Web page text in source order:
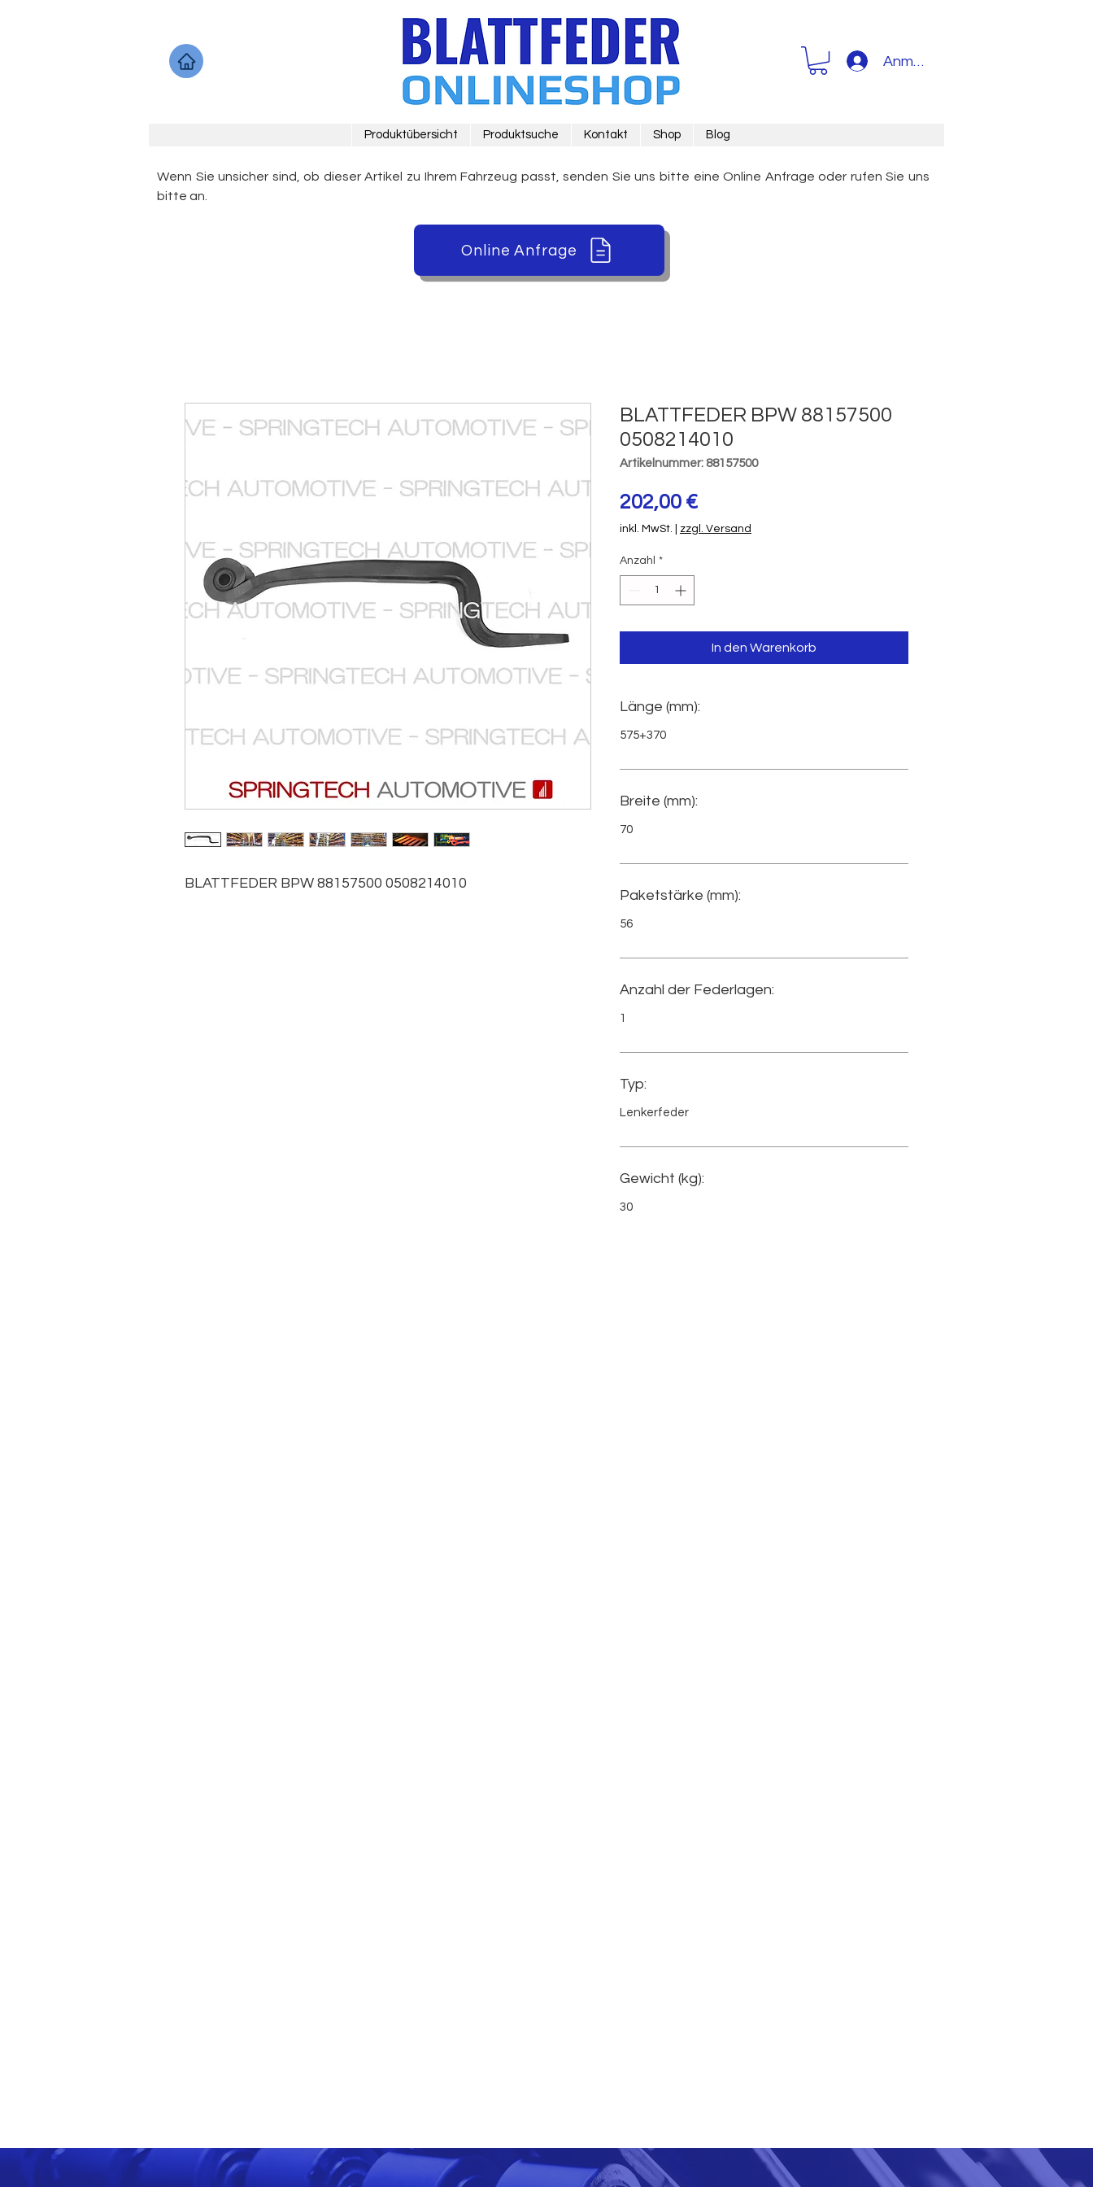
Anmelden
Produktübersicht Produktsuche Kontakt Shop Blog
Wenn Sie unsicher sind, ob dieser Artikel zu Ihrem Fahrzeug passt, senden Sie uns bitte eine Online Anfrage oder rufen Sie uns
bitte an.
Online Anfrage
BLATTFEDER BPW 88157500 0508214010
BLATTFEDER BPW 88157500
0508214010
Artikelnummer: 88157500
202,00 €Preis
inkl. MwSt. zzgl. Versand
Anzahl *
In den Warenkorb
Länge (mm):
575+370
Breite (mm):
70
Paketstärke (mm):
56
Anzahl der Federlagen:
1
Typ:
Lenkerfeder
Gewicht (kg):
30